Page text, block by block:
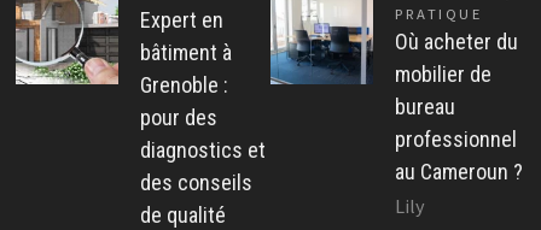
Expert en
bâtiment à
Grenoble :
pour des
diagnostics et
des conseils
de qualité
PRATIQUE
Où acheter du
mobilier de
bureau
professionnel
au Cameroun ?
Lily